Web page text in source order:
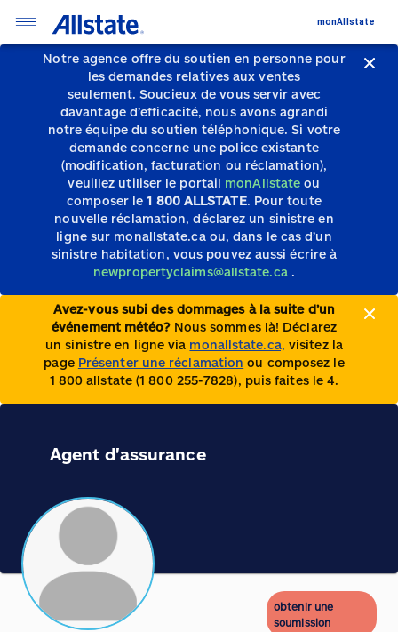
Notre agence offre du soutien en personne pour
les demandes relatives aux ventes
seulement.Soucieux de vous servir avec
davantage d’efficacité, nous avons agrandi
notre équipe du soutien téléphonique.Si votre
demande concerne une police existante
(modification, facturation ou réclamation),
veuillez utiliser le portail monAllstate ou
composer le1 800 ALLSTATE. Pour toute
nouvelle réclamation, déclarez un sinistre en
ligne sur monallstate.ca ou, dans le cas d’un
sinistre habitation, vous pouvez aussi écrire à
newpropertyclaims@allstate.ca .
Avez-vous subi des dommages à la suite d’un
événement météo? Nous sommes là! Déclarez
un sinistre en ligne via monallstate.ca, visitez la
page Présenter une réclamation ou composez le
1 800 allstate (1 800 255-7828), puis faites le 4.
monAllstate
Agent d'assurance
obtenir une
soumission